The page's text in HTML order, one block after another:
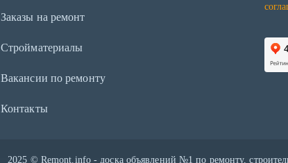
Заказы на ремонт
Стройматериалы
Вакансии по ремонту
Контакты
2025 © Remont.info - доска объявлений №1 по ремонту,